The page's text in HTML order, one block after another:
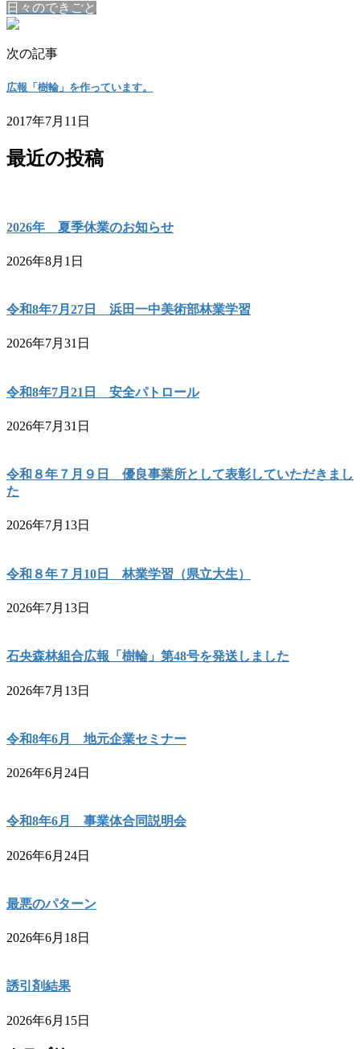
日々のできごと
次の記事
広報「樹輪」を作っています。
2017年7月11日
最近の投稿
2026年 夏季休業のお知らせ
2026年8月1日
令和8年7月27日 浜田一中美術部林業学習
2026年7月31日
令和8年7月21日 安全パトロール
2026年7月31日
令和８年７月９日 優良事業所として表彰していただきまし
た
2026年7月13日
令和８年７月10日 林業学習（県立大生）
2026年7月13日
石央森林組合広報「樹輪」第48号を発送しました
2026年7月13日
令和8年6月 地元企業セミナー
2026年6月24日
令和8年6月 事業体合同説明会
2026年6月24日
最悪のパターン
2026年6月18日
誘引剤結果
2026年6月15日